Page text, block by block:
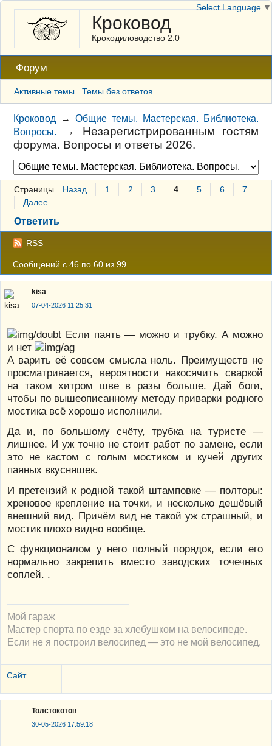
Кроковод
Крокодиловодство 2.0
Форум
Активные темы Темы без ответов
Кроковод →Общие темы. Мастерская. Библиотека.
Вопросы.
→ Незарегистрированным гостям
форума. Вопросы и ответы 2026.
Страницы Назад 1 2 3 4 5 6
7
Далее
Ответить
RSS
Сообщений с 46 по 60 из 99
kisa
07-04-2026 11:25:31
Если паять — можно и трубку. А можно
и нет
А варить её совсем смысла ноль. Преимуществ не
просматривается, вероятности накосячить сваркой
на таком хитром шве в разы больше. Дай боги,
чтобы по вышеописанному методу приварки родного
мостика всё хорошо исполнили.
Да и, по большому счёту, трубка на туристе —
лишнее. И уж точно не стоит работ по замене, если
это не кастом с голым мостиком и кучей других
паяных вкусняшек.
И претензий к родной такой штамповке — полторы:
хреновое крепление на точки, и несколько дешёвый
внешний вид. Причём вид не такой уж страшный, и
мостик плохо видно вообще.
С функционалом у него полный порядок, если его
нормально закрепить вместо заводских точечных
соплей. .
Мой гараж
Мастер спорта по езде за хлебушком на велосипеде.
Если не я построил велосипед — это не мой велосипед.
Сайт
Толстокотов
30-05-2026 17:59:18
Select Language ▼